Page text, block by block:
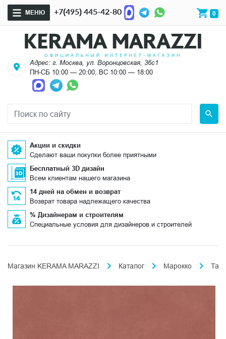
МЕНЮ +7(495) 445-42-80 0
Адрес: г. Москва, ул. Воронцовская, 36с1
ПН-СБ 10:00 — 20:00, ВС 10:00 — 18:00
Акции и скидки
Сделают ваши покупки более приятными
Бесплатный 3D дизайн
Всем клиентам нашего магазина
14 дней на обмен и возврат
Возврат товара надлежащего качества
% Дизайнерам и строителям
Специальные условия для дизайнеров и строителей
Магазин KERAMA MARAZZI Каталог Марокко